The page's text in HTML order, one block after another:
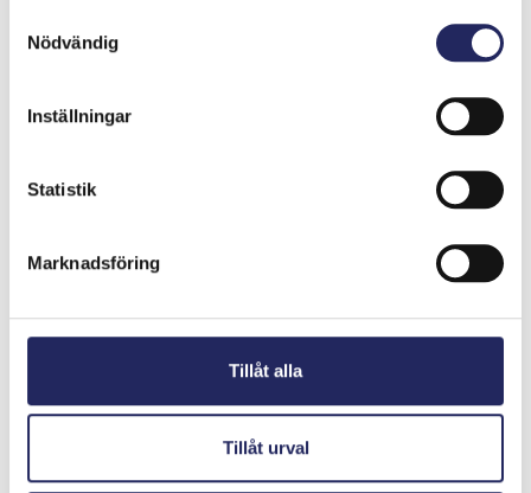
Nödvändig
Inställningar
Statistik
Marknadsföring
Tillåt alla
Tillåt urval
Den här biten vill vi gärna rädda så alla
Elias samling
Smiley
Hellooooo